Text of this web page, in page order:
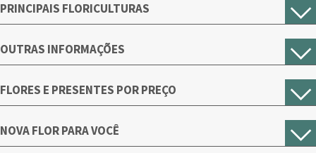
PRINCIPAIS FLORICULTURAS
OUTRAS INFORMAÇÕES
FLORES E PRESENTES POR PREÇO
NOVA FLOR PARA VOCÊ